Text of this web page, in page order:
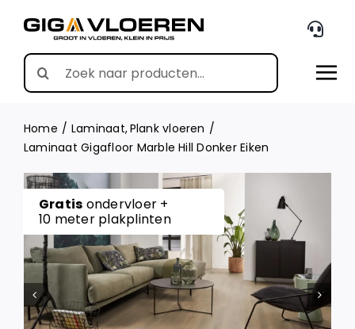
content
Search
for:
Home Laminaat Plank vloeren
Laminaat Gigafloor Marble Hill Donker Eiken
Gratis ondervloer +
10 meter plakplinten